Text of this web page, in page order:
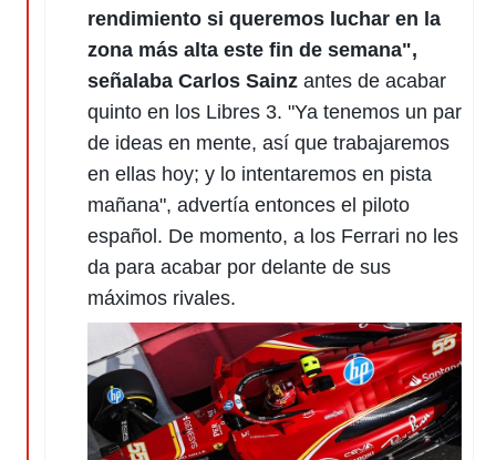
rendimiento si queremos luchar en la
zona más alta este fin de semana",
señalaba Carlos Sainz antes de acabar
quinto en los Libres 3. "Ya tenemos un par
de ideas en mente, así que trabajaremos
en ellas hoy; y lo intentaremos en pista
mañana", advertía entonces el piloto
español. De momento, a los Ferrari no les
da para acabar por delante de sus
máximos rivales.